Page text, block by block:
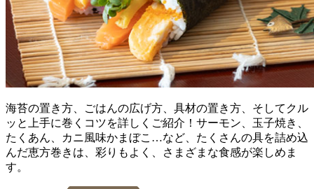
海苔の置き方、ごはんの広げ方、具材の置き方、そしてクル
ッと上手に巻くコツを詳しくご紹介！サーモン、玉子焼き、
たくあん、カニ風味かまぼこ…など、たくさんの具を詰め込
んだ恵方巻きは、彩りもよく、さまざまな食感が楽しめま
す。